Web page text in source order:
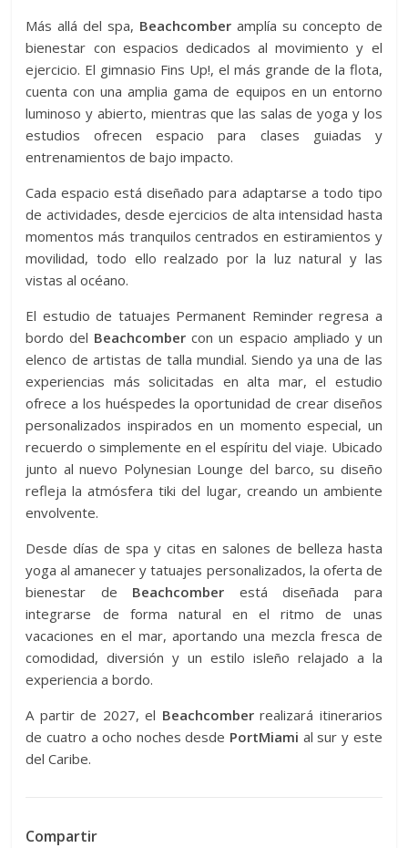
Más allá del spa, Beachcomber amplía su concepto de
bienestar con espacios dedicados al movimiento y el
ejercicio. El gimnasio Fins Up!, el más grande de la flota,
cuenta con una amplia gama de equipos en un entorno
luminoso y abierto, mientras que las salas de yoga y los
estudios ofrecen espacio para clases guiadas y
entrenamientos de bajo impacto.
Cada espacio está diseñado para adaptarse a todo tipo
de actividades, desde ejercicios de alta intensidad hasta
momentos más tranquilos centrados en estiramientos y
movilidad, todo ello realzado por la luz natural y las
vistas al océano.
El estudio de tatuajes Permanent Reminder regresa a
bordo del Beachcomber con un espacio ampliado y un
elenco de artistas de talla mundial. Siendo ya una de las
experiencias más solicitadas en alta mar, el estudio
ofrece a los huéspedes la oportunidad de crear diseños
personalizados inspirados en un momento especial, un
recuerdo o simplemente en el espíritu del viaje. Ubicado
junto al nuevo Polynesian Lounge del barco, su diseño
refleja la atmósfera tiki del lugar, creando un ambiente
envolvente.
Desde días de spa y citas en salones de belleza hasta
yoga al amanecer y tatuajes personalizados, la oferta de
bienestar de Beachcomber está diseñada para
integrarse de forma natural en el ritmo de unas
vacaciones en el mar, aportando una mezcla fresca de
comodidad, diversión y un estilo isleño relajado a la
experiencia a bordo.
A partir de 2027, el Beachcomberrealizará itinerarios
de cuatro a ocho noches desde PortMiami al sur y este
del Caribe.
Compartir